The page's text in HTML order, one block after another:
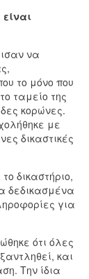
να
το μόνο που
ταμείο της
κορώνες.
με
δικαστικές
δικαστήριο,
δεδικασμένα
για
ότι όλες
και
Την ίδια